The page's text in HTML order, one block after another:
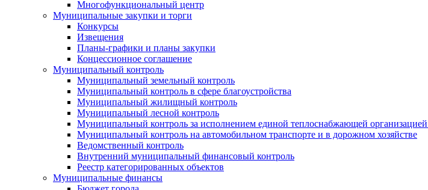
Многофункциональный центр
Муниципальные закупки и торги
Конкурсы
Извещения
Планы-графики и планы закупки
Концессионное соглашение
Муниципальный контроль
Муниципальный земельный контроль
Муниципальный контроль в сфере благоустройства
Муниципальный жилищный контроль
Муниципальный лесной контроль
Муниципальный контроль за исполнением единой теплоснабжающей организацией
Муниципальный контроль на автомобильном транспорте и в дорожном хозяйстве
Ведомственный контроль
Внутренний муниципальный финансовый контроль
Реестр категорированных объектов
Муниципальные финансы